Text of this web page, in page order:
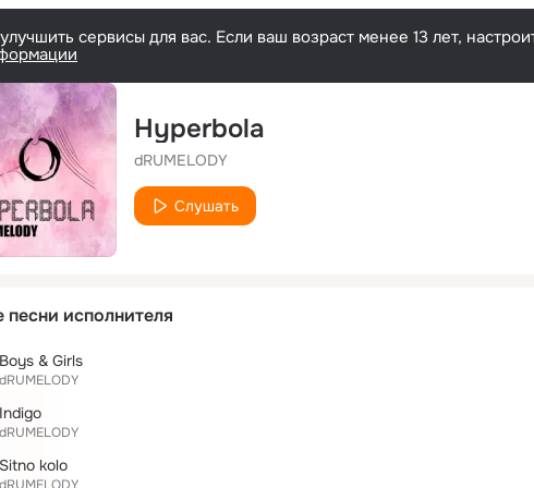
сервисы для вас. Если ваш возраст менее 13 лет,
Hyperbola
dRUMELODY
Слушать
песни исполнителя
Boys & Girls
dRUMELODY
Indigo
dRUMELODY
Sitno kolo